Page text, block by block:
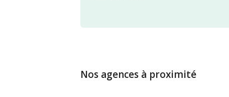
Nos agences à proximité